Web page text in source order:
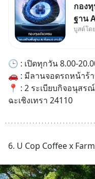
กอง
ฐาน
ลงทุน
หลัก
และวิ
นต่
บูสต์โด
🕒 : เปิดทุกวัน 8.00-
🚗 : มีลานจอดรถหน้าร้
📍 : 2 ระเบียบกิจอนุสร
ฉะเชิงเทรา 24110
6. U Cop Coffee x